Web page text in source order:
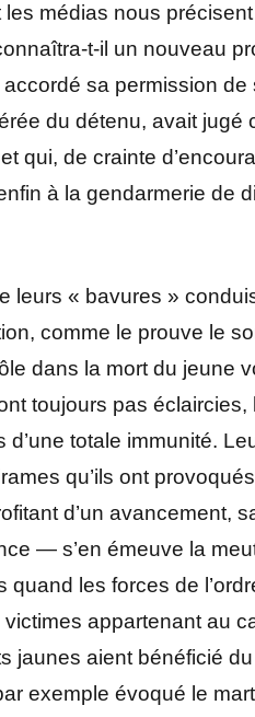
médias nous précisent
t-il un nouveau
sa permission de
du détenu, avait jugé
qui, de crainte
à la gendarmerie de
leurs « bavures »
comme le prouve le
dans la mort du jeune
toujours pas
totale immunité.
qu’ils ont
d’un avancement,
— s’en émeuve la
les forces de
appartenant au
jaunes aient bénéficié
exemple évoqué le